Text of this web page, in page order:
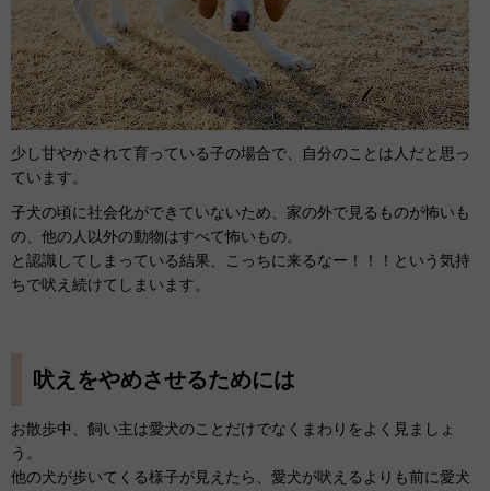
少し甘やかされて育っている子の場合で、自分のことは人だと思っ
ています。
子犬の頃に社会化ができていないため、家の外で見るものが怖いも
の、他の人以外の動物はすべて怖いもの。
と認識してしまっている結果、こっちに来るなー！！！という気持
ちで吠え続けてしまいます。
吠えをやめさせるためには
お散歩中、飼い主は愛犬のことだけでなくまわりをよく見ましょ
う。
他の犬が歩いてくる様子が見えたら、愛犬が吠えるよりも前に愛犬